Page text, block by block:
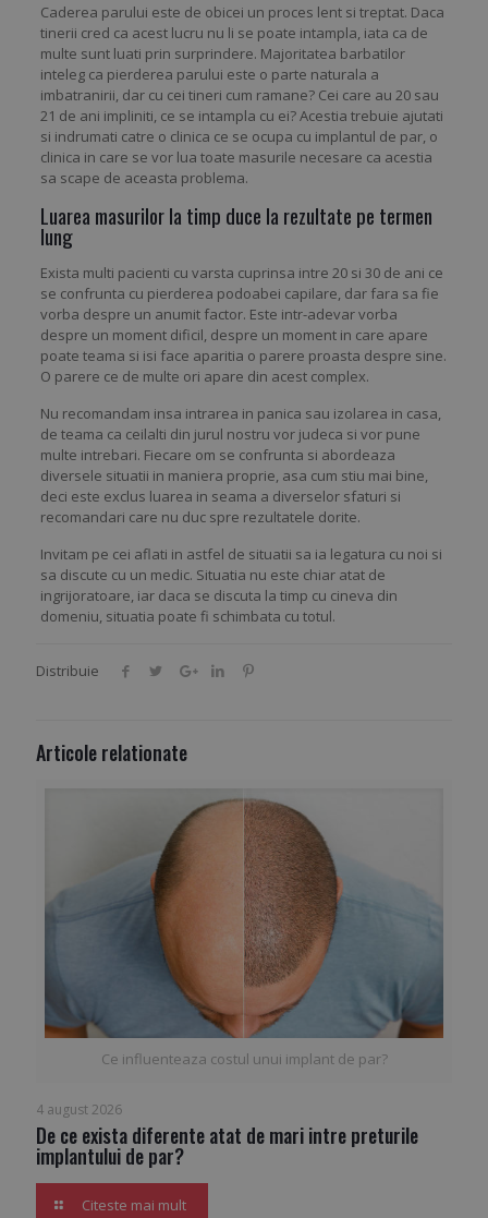
Caderea parului este de obicei un proces lent si treptat. Daca
tinerii cred ca acest lucru nu li se poate intampla, iata ca de
multe sunt luati prin surprindere. Majoritatea barbatilor
inteleg ca pierderea parului este o parte naturala a
imbatranirii, dar cu cei tineri cum ramane? Cei care au 20 sau
21 de ani impliniti, ce se intampla cu ei? Acestia trebuie ajutati
si indrumati catre o clinica ce se ocupa cu implantul de par, o
clinica in care se vor lua toate masurile necesare ca acestia
sa scape de aceasta problema.
Luarea masurilor la timp duce la rezultate pe termen
lung
Exista multi pacienti cu varsta cuprinsa intre 20 si 30 de ani ce
se confrunta cu pierderea podoabei capilare, dar fara sa fie
vorba despre un anumit factor. Este intr-adevar vorba
despre un moment dificil, despre un moment in care apare
poate teama si isi face aparitia o parere proasta despre sine.
O parere ce de multe ori apare din acest complex.
Nu recomandam insa intrarea in panica sau izolarea in casa,
de teama ca ceilalti din jurul nostru vor judeca si vor pune
multe intrebari. Fiecare om se confrunta si abordeaza
diversele situatii in maniera proprie, asa cum stiu mai bine,
deci este exclus luarea in seama a diverselor sfaturi si
recomandari care nu duc spre rezultatele dorite.
Invitam pe cei aflati in astfel de situatii sa ia legatura cu noi si
sa discute cu un medic. Situatia nu este chiar atat de
ingrijoratoare, iar daca se discuta la timp cu cineva din
domeniu, situatia poate fi schimbata cu totul.
Distribuie
Articole relationate
Ce influenteaza costul unui implant de par?
4 august 2026
De ce exista diferente atat de mari intre preturile
implantului de par?
Citeste mai mult